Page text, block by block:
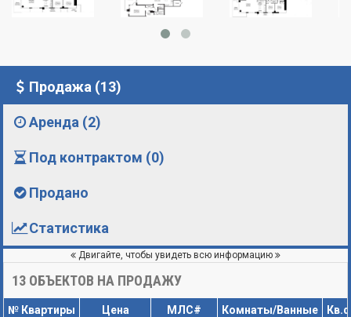
Продажа (13)
Аренда (2)
Под контрактом (0)
Продано
Статистика
Двигайте, чтобы увидеть всю информацию
13 ОБЪЕКТОВ НА ПРОДАЖУ
№ Квартиры Цена МЛС# Комнаты/Ванные